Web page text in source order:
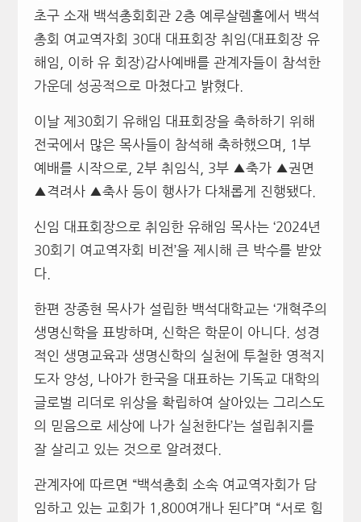
초구 소재 백석총회회관 2층 예루살렘홀에서 백석
총회 여교역자회 30대 대표회장 취임(대표회장 유
해임, 이하 유 회장)감사예배를 관계자들이 참석한
가운데 성공적으로 마쳤다고 밝혔다.
이날 제30회기 유해임 대표회장을 축하하기 위해
전국에서 많은 목사들이 참석해 축하했으며, 1부
예배를 시작으로, 2부 취임식, 3부 ▲축가 ▲권면
▲격려사 ▲축사 등이 행사가 다채롭게 진행됐다.
신임 대표회장으로 취임한 유해임 목사는 ‘2024년
30회기 여교역자회 비전’을 제시해 큰 박수를 받았
다.
한편 장종현 목사가 설립한 백석대학교는 ‘개혁주의
생명신학을 표방하며, 신학은 학문이 아니다. 성경
적인 생명교육과 생명신학의 실천에 투철한 영적지
도자 양성, 나아가 한국을 대표하는 기독교 대학의
글로벌 리더로 위상을 확립하여 살아있는 그리스도
의 믿음으로 세상에 나가 실천한다’는 설립취지를
잘 살리고 있는 것으로 알려졌다.
관계자에 따르면 “백석총회 소속 여교역자회가 담
임하고 있는 교회가 1,800여개나 된다”며 “서로 힘